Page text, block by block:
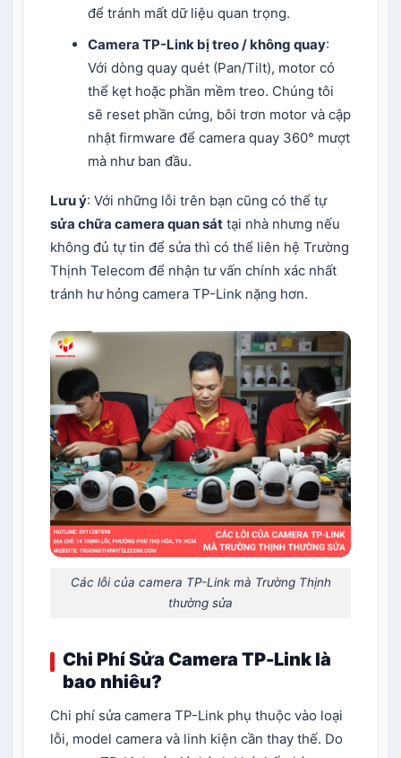
để tránh mất dữ liệu quan trọng.
Camera TP-Link bị treo / không quay:
Với dòng quay quét (Pan/Tilt), motor có
thể kẹt hoặc phần mềm treo. Chúng tôi
sẽ reset phần cứng, bôi trơn motor và cập
nhật firmware để camera quay 360° mượt
mà như ban đầu.
Lưu ý: Với những lỗi trên bạn cũng có thể tự
sửa chữa camera quan sát tại nhà nhưng nếu
không đủ tự tin để sửa thì có thể liên hệ Trường
Thịnh Telecom để nhận tư vấn chính xác nhất
tránh hư hỏng camera TP-Link nặng hơn.
Các lỗi của camera TP-Link mà Trường Thịnh
thường sửa
Chi Phí Sửa Camera TP-Link là
bao nhiêu?
Chi phí sửa camera TP-Link phụ thuộc vào loại
lỗi, model camera và linh kiện cần thay thế. Do